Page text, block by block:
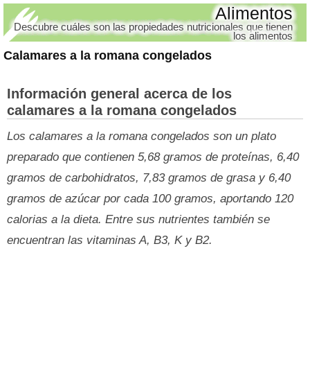
Calamares a la romana congelados
Alimentos
Descubre cuáles son las propiedades nutricionales que tienen
los alimentos
Información general acerca de los
calamares a la romana congelados
Los calamares a la romana congelados son un plato
preparado que contienen 5,68 gramos de proteínas, 6,40
gramos de carbohidratos, 7,83 gramos de grasa y 6,40
gramos de azúcar por cada 100 gramos, aportando 120
calorias a la dieta. Entre sus nutrientes también se
encuentran las vitaminas A, B3, K y B2.